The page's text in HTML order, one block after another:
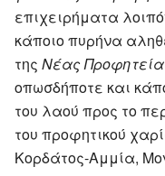
επιχειρήματα
κάποιο πυρήνα
της Νέας
οπωσδήποτε και
του λαού προς το
του προφητικού
Κορδάτος-Αμμία,